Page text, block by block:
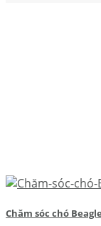
Chăm sóc chó